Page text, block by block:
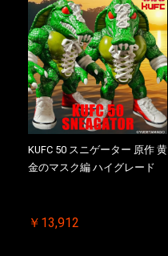
KUFC 50 スニゲーター 原作 黄
金のマスク編 ハイグレード
￥13,912